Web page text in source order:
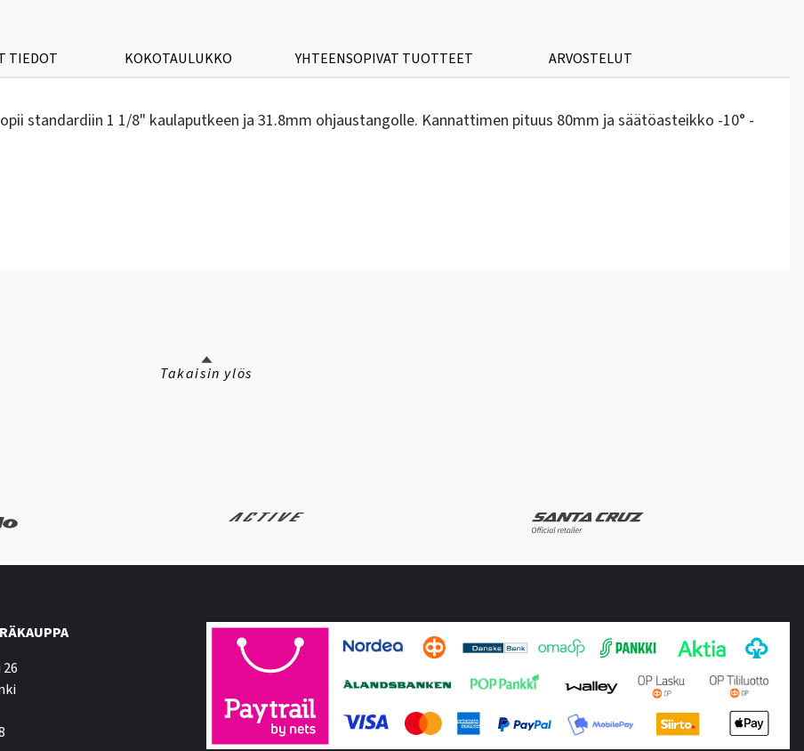
TIEDOT KOKOTAULUKKO YHTEENSOPIVAT TUOTTEET ARVOSTELUT
standardiin 1 1/8" kaulaputkeen ja 31.8mm ohjaustangolle. Kannattimen pituus 80mm ja säätöasteikko -10° -
Takaisin ylös